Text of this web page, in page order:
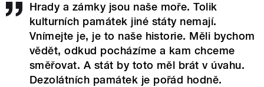
Hrady a zámky jsou naše moře. Tolik
kulturních památek jiné státy nemají.
Vnímejte je, je to naše historie. Měli bychom
vědět, odkud pocházíme a kam chceme
směřovat. A stát by toto měl brát v úvahu.
Dezolátních památek je pořád hodně.